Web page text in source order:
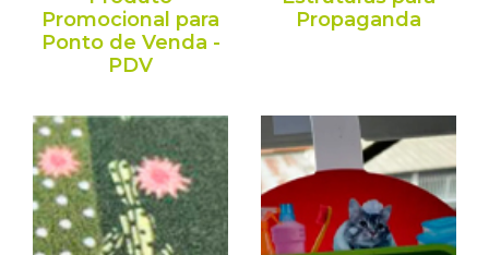
Promocional para
Ponto de Venda -
PDV
Propaganda